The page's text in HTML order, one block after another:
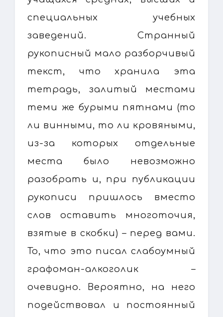
специальных учебных
заведений. Странный
рукописный мало разборчивый
текст, что хранила эта
тетрадь, залитый местами
теми же бурыми пятнами (то
ли винными, то ли кровяными,
из-за которых отдельные
места было невозможно
разобрать и, при публикации
рукописи пришлось вместо
слов оставить многоточия,
взятые в скобки) – перед вами.
То, что это писал слабоумный
графоман-алкоголик –
очевидно. Вероятно, на него
подействовал и постоянный